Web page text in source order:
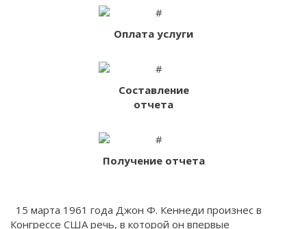
Оплата услуги
Составление
отчета
Получение отчета
15 марта 1961 года Джон Ф. Кеннеди произнес в
Конгрессе США речь, в которой он впервые